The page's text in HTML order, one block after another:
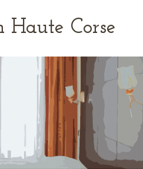
Haute Corse